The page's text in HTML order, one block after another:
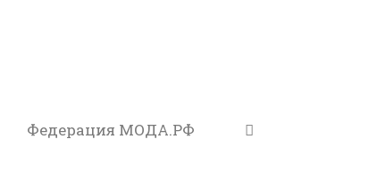
Федерация МОДА.РФ